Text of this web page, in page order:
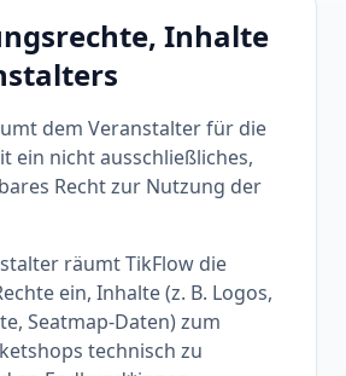
Inhalte
dem Veranstalter für die
ein nicht ausschließliches,
Recht zur Nutzung der
räumt TikFlow die
ein, Inhalte (z. B. Logos,
Seatmap-Daten) zum
technisch zu